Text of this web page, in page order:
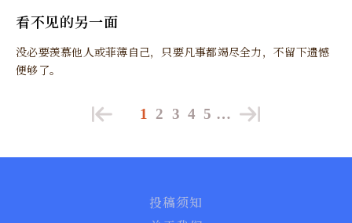
看不见的另一面
没必要羡慕他人或菲薄自己，只要凡事都竭尽全力，不留下遗憾
便够了。
1 2 3 4 5 …
投稿须知